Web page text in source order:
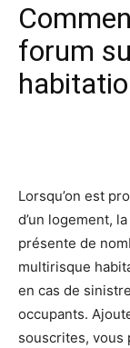
forum
Lorsqu’on est
d’un logement,
présente de
multirisque
en cas de
occupants.
souscrites, vous